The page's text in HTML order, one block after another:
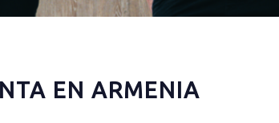
EN ARMENIA